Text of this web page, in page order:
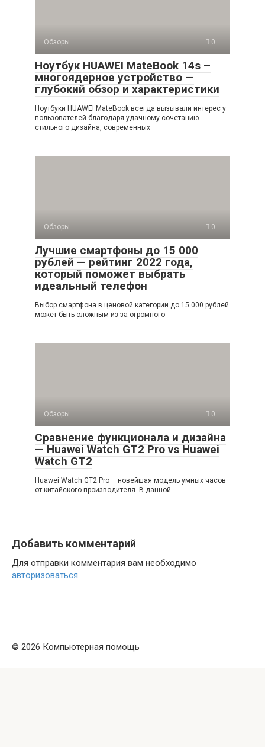
Обзоры 0
Ноутбук HUAWEI MateBook 14s –
многоядерное устройство —
глубокий обзор и характеристики
Ноутбуки HUAWEI MateBook всегда вызывали интерес у
пользователей благодаря удачному сочетанию
стильного дизайна, современных
Обзоры 0
Лучшие смартфоны до 15 000
рублей — рейтинг 2022 года,
который поможет выбрать
идеальный телефон
Выбор смартфона в ценовой категории до 15 000 рублей
может быть сложным из-за огромного
Обзоры 0
Сравнение функционала и дизайна
— Huawei Watch GT2 Pro vs Huawei
Watch GT2
Huawei Watch GT2 Pro – новейшая модель умных часов
от китайского производителя. В данной
Добавить комментарий
Для отправки комментария вам необходимо
авторизоваться
© 2026 Компьютерная помощь